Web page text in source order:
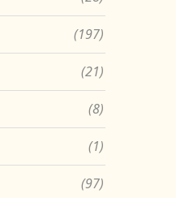
(197)
(21)
(8)
(1)
(97)